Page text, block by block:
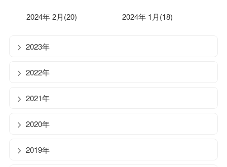
2024年 2月(20) 2024年 1月(18)
2023年
2022年
2021年
2020年
2019年